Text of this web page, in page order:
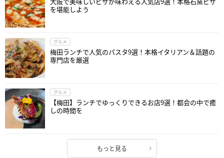
を堪能しよう
グルメ
梅田ランチで人気のパスタ9選！本格イタリアン＆話題の
専門店を厳選
グルメ
【梅田】ランチでゆっくりできるお店9選！都会の中で癒
しの時間を
もっと見る